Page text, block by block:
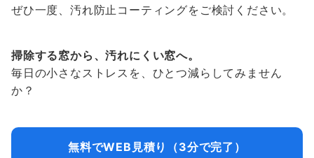
ぜひ一度、汚れ防止コーティングをご検討ください。
掃除する窓から、汚れにくい窓へ。
毎日の小さなストレスを、ひとつ減らしてみません
か？
無料でWEB見積り（3分で完了）